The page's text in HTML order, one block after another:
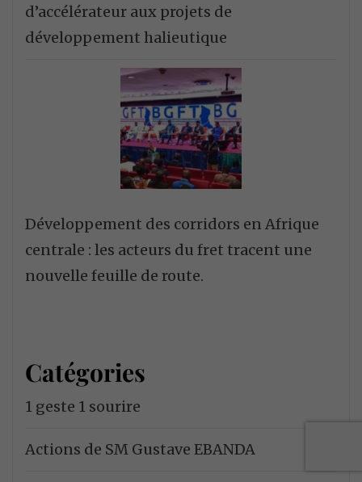
d’accélérateur aux projets de
développement halieutique
Développement des corridors en Afrique
centrale : les acteurs du fret tracent une
nouvelle feuille de route.
Catégories
1 geste 1 sourire
Actions de SM Gustave EBANDA